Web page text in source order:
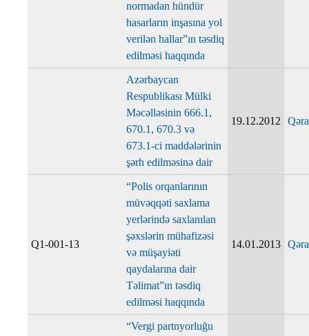
normadan hündür
hasarların inşasına yol
verilən hallar”ın təsdiq
edilməsi haqqında
Azərbaycan
Respublikası Mülki
Məcəlləsinin 666.1,
670.1, 670.3 və
673.1-ci maddələrinin
şərh edilməsinə dair
19.12.2012
Q1-001-13
“Polis orqanlarının
müvəqqəti saxlama
yerlərində saxlanılan
şəxslərin mühafizəsi
və müşayiəti
qaydalarına dair
Təlimat”ın təsdiq
edilməsi haqqında
14.01.2013
“Vergi partnyorluğu